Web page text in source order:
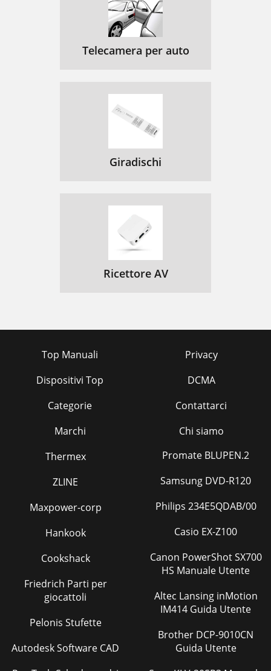
Telecamera per auto
Giradischi
Ricettore AV
Top Manuali
Dispositivi Top
Categorie
Marchi
Privacy
DCMA
Contattarci
Chi siamo
Thermex
ZLINE
Maxpower-corp
Hankook
Cookshack
Friedrich Parti per
giocattoli
Pelonis Stufette
Autodesk Software CAD
Promate BLUPEN.2
Samsung DVD-R120
Philips 234E5QDAB/00
Casio EX-Z100
Canon PowerShot SX700
HS Manuale Utente
Altec Lansing inMotion
IM414 Guida Utente
Brother DCP-9010CN
Guida Utente